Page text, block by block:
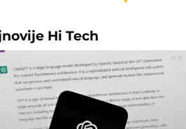
Hi Tech